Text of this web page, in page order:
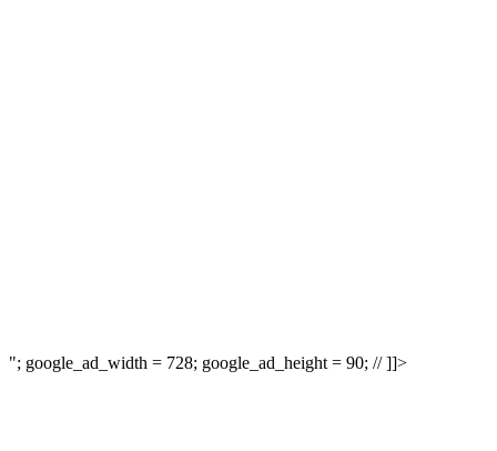
"; google_ad_width = 728; google_ad_height = 90; // ]]>